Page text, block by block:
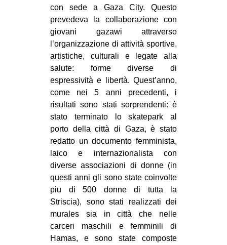
ESTREMO ORIENTE
EUROPA
MEDIO ORIENTE
EVENTI
in
Fb
tw
bsky
SEARCH
con sede a Gaza City. Questo
prevedeva la collaborazione con
giovani gazawi attraverso
l’organizzazione di attività sportive,
artistiche, culturali e legate alla
salute: forme diverse di
espressività e libertà. Quest’anno,
come nei 5 anni precedenti, i
risultati sono stati sorprendenti: è
stato terminato lo skatepark al
porto della città di Gaza, è stato
redatto un documento femminista,
laico e internazionalista con
diverse associazioni di donne (in
questi anni gli sono state coinvolte
piu di 500 donne di tutta la
Striscia), sono stati realizzati dei
murales sia in città che nelle
carceri maschili e femminili di
Hamas, e sono state composte